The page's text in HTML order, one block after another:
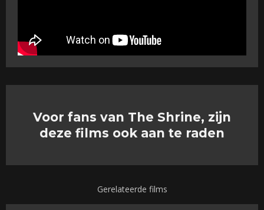
Voor fans van The Shrine, zijn
deze films ook aan te raden
Gerelateerde films